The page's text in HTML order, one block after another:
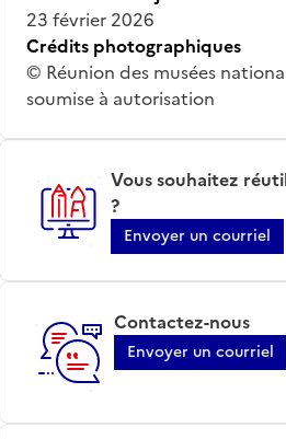
23 février 2026
Crédits photographiques
© Réunion des musées
soumise à autorisation
Vous souhaitez
?
Envoyer un courriel
Contactez-nous
Envoyer un courriel